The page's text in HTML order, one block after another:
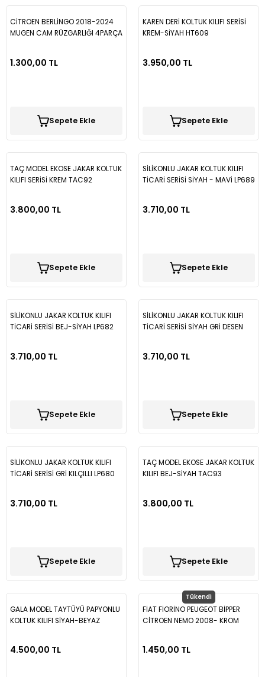
CİTROEN BERLİNGO 2018-2024
MUGEN CAM RÜZGARLIĞI 4PARÇA
1.300,00 TL
Sepete Ekle
KAREN DERİ KOLTUK KILIFI SERİSİ
KREM-SİYAH HT609
3.950,00 TL
Sepete Ekle
TAÇ MODEL EKOSE JAKAR KOLTUK
KILIFI SERİSİ KREM TAC92
3.800,00 TL
Sepete Ekle
SİLİKONLU JAKAR KOLTUK KILIFI
TİCARİ SERİSİ SİYAH - MAVİ LP689
3.710,00 TL
Sepete Ekle
SİLİKONLU JAKAR KOLTUK KILIFI
TİCARİ SERİSİ BEJ-SİYAH LP682
3.710,00 TL
Sepete Ekle
SİLİKONLU JAKAR KOLTUK KILIFI
TİCARİ SERİSİ SİYAH GRİ DESEN
3.710,00 TL
Sepete Ekle
SİLİKONLU JAKAR KOLTUK KILIFI
TİCARİ SERİSİ GRİ KILÇILLI LP680
3.710,00 TL
Sepete Ekle
TAÇ MODEL EKOSE JAKAR KOLTUK
KILIFI BEJ-SİYAH TAC93
3.800,00 TL
Sepete Ekle
GALA MODEL TAYTÜYÜ PAPYONLU
KOLTUK KILIFI SİYAH-BEYAZ
4.500,00 TL
Tükendi
FİAT FİORİNO PEUGEOT BİPPER
CİTROEN NEMO 2008- KROM
1.450,00 TL